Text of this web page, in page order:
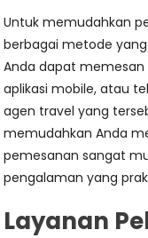
Untuk memudahkan
berbagai metode
Anda dapat
aplikasi mobile, atau
agen travel yang
memudahkan Anda
pemesanan sangat
pengalaman yang
Layanan